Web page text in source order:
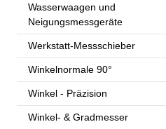
Wasserwaagen und
Neigungsmessgeräte
Werkstatt-Messschieber
Winkelnormale 90°
Winkel - Präzision
Winkel- & Gradmesser